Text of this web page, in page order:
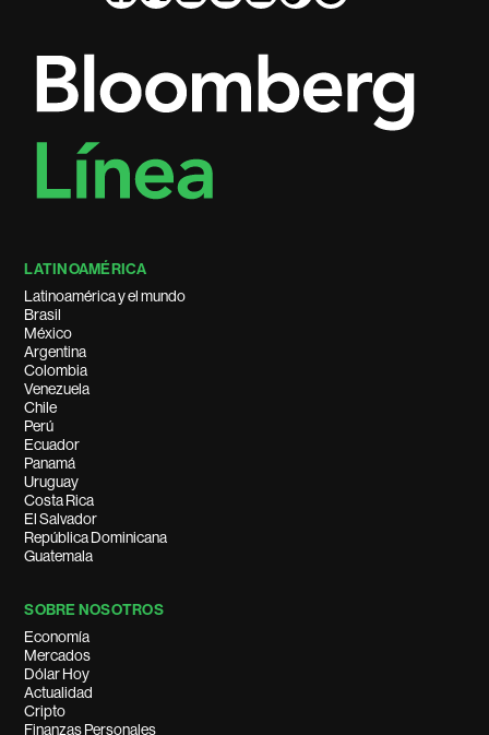
LATINOAMÉRICA
Latinoamérica y el mundo
Brasil
México
Argentina
Colombia
Venezuela
Chile
Perú
Ecuador
Panamá
Uruguay
Costa Rica
El Salvador
República Dominicana
Guatemala
SOBRE NOSOTROS
Economía
Mercados
Dólar Hoy
Actualidad
Cripto
Finanzas Personales